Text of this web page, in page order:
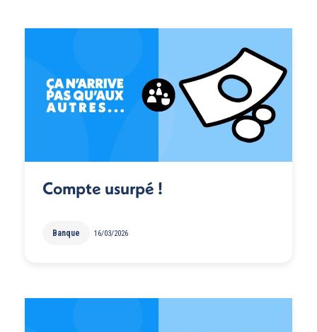
Compte usurpé !
Banque 16/03/2026